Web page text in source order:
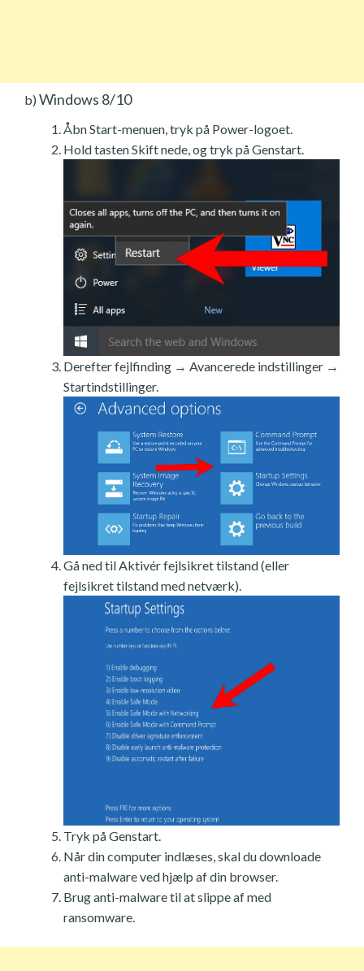
b) Windows 8/10
Åbn Start-menuen, tryk på Power-logoet.
Hold tasten Skift nede, og tryk på Genstart.
Derefter fejlfinding → Avancerede indstillinger →
Startindstillinger.
Gå ned til Aktivér fejlsikret tilstand (eller
fejlsikret tilstand med netværk).
Tryk på Genstart.
Når din computer indlæses, skal du downloade
anti-malware ved hjælp af din browser.
Brug anti-malware til at slippe af med
ransomware.